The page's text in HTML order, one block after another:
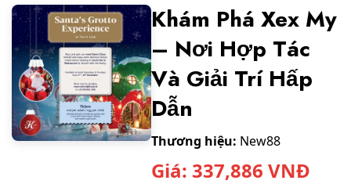
Khám Phá Xex My
– Nơi Hợp Tác
Và Giải Trí Hấp
Dẫn
Thương hiệu: New88
Giá: 337,886 VNĐ